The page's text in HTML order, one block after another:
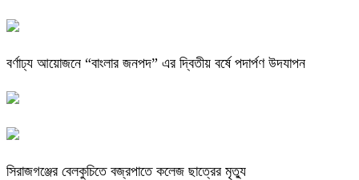
বর্ণাঢ্য আয়োজনে “বাংলার জনপদ” এর দ্বিতীয় বর্ষে পদার্পণ উদযাপন
সিরাজগঞ্জের বেলকুচিতে বজ্রপাতে কলেজ ছাত্রের মৃত্যু